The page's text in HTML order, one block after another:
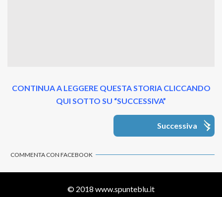
CONTINUA A LEGGERE QUESTA STORIA CLICCANDO
QUI SOTTO SU “SUCCESSIVA”
Successiva
COMMENTA CON FACEBOOK
© 2018 www.spunteblu.it